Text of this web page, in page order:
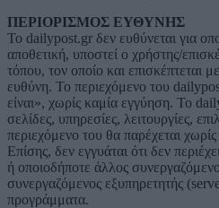
ΠΕΡΙΟΡΙΣΜΟΣ ΕΥΘΥΝΗΣ
Το dailypost.gr δεν ευθύνεται για
αποθετική, υποστεί ο χρήστης/
τόπου, τον οποίο και επισκέπτεται
ευθύνη. Το περιεχόμενο του
είναι», χωρίς καμία εγγύηση. To
σελίδες, υπηρεσίες, λειτουργίες,
περιεχόμενο του θα παρέχεται
Επίσης, δεν εγγυάται ότι δεν
ή οποιοδήποτε άλλος
συνεργαζόμενος εξυπηρετητής
προγράμματα.